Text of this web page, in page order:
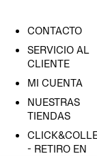
CONTACTO
SERVICIO AL
CLIENTE
MI CUENTA
NUESTRAS
TIENDAS
- RETIRO EN